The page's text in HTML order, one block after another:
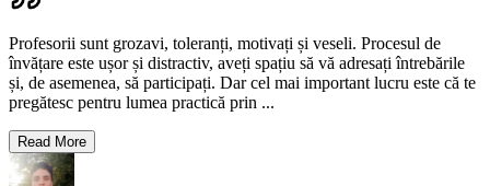
Profesorii sunt grozavi, toleranți, motivați și veseli. Procesul de
învățare este ușor și distractiv, aveți spațiu să vă adresați întrebările
și, de asemenea, să participați. Dar cel mai important lucru este că te
pregătesc pentru lumea practică prin ...
Read More